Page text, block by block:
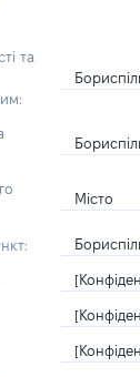
та
Місто